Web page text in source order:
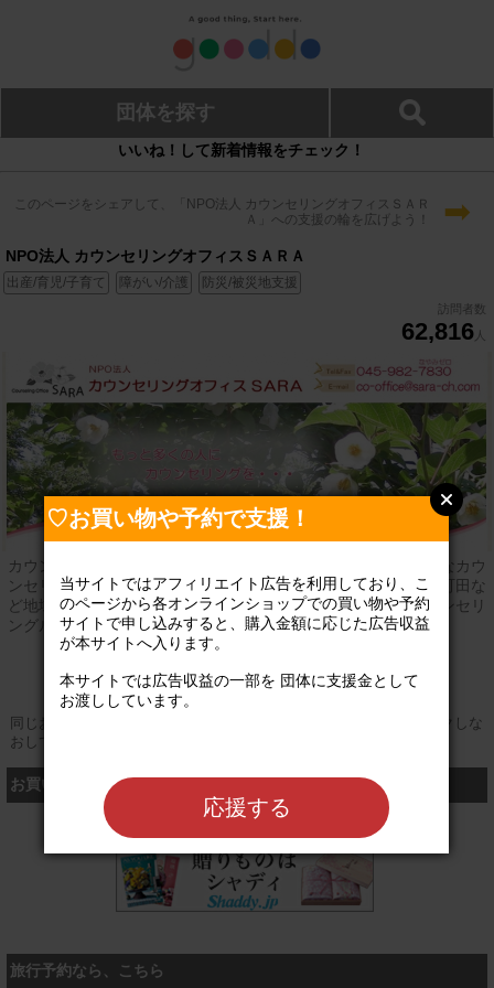
団体を探す
いいね！して新着情報をチェック！
このページをシェアして、「NPO法人 カウンセリングオフィスＳＡＲ
Ａ」への支援の輪を広げよう！
➡
NPO法人 カウンセリングオフィスＳＡＲＡ
出産/育児/子育て 障がい/介護 防災/被災地支援
訪問者数
62,816 人
カウンセリングオフィスＳＡＲＡは本当に必要とされる専門的なカウ
ンセリングを実践しようと考える臨床心理士が集まり、横浜や町田な
ど地域の方々にカウンセリング・心理療法を提供しているカウンセリ
ングルームです。
同じお買い物やお申し込みを複数回行う場合は、そのたびにクリックしな
おしてください
お買い物するなら、こちら
旅行予約なら、こちら
♡お買い物や予約で支援！
当サイトではアフィリエイト広告を利用しており、こ
のページから各オンラインショップでの買い物や予約
サイトで申し込みすると、購入金額に応じた広告収益
が本サイトへ入ります。
本サイトでは広告収益の一部を 団体に支援金として
お渡ししています。
応援する